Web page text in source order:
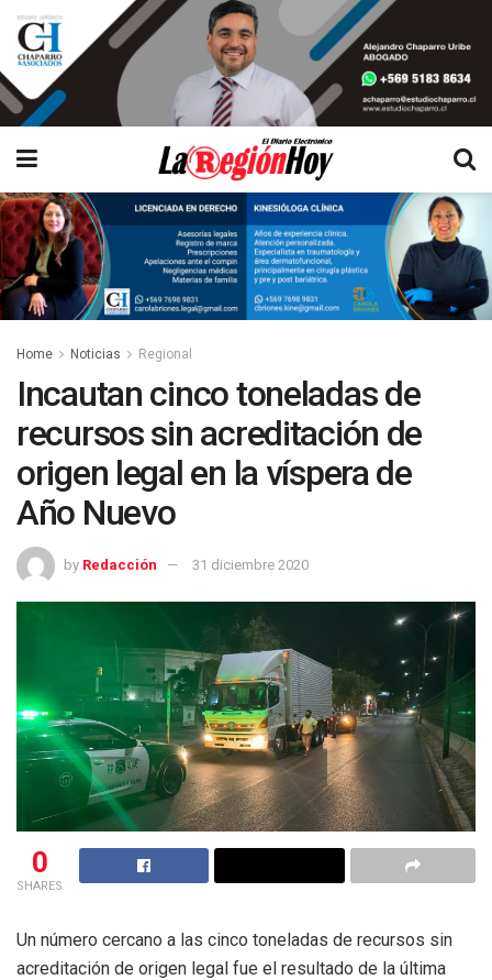
Home Noticias Regional
Incautan cinco toneladas de
recursos sin acreditación de
origen legal en la víspera de
Año Nuevo
by Redacción 31 diciembre 2020
0
SHARES
Un número cercano a las cinco toneladas de recursos sin
acreditación de origen legal fue el resultado de la última